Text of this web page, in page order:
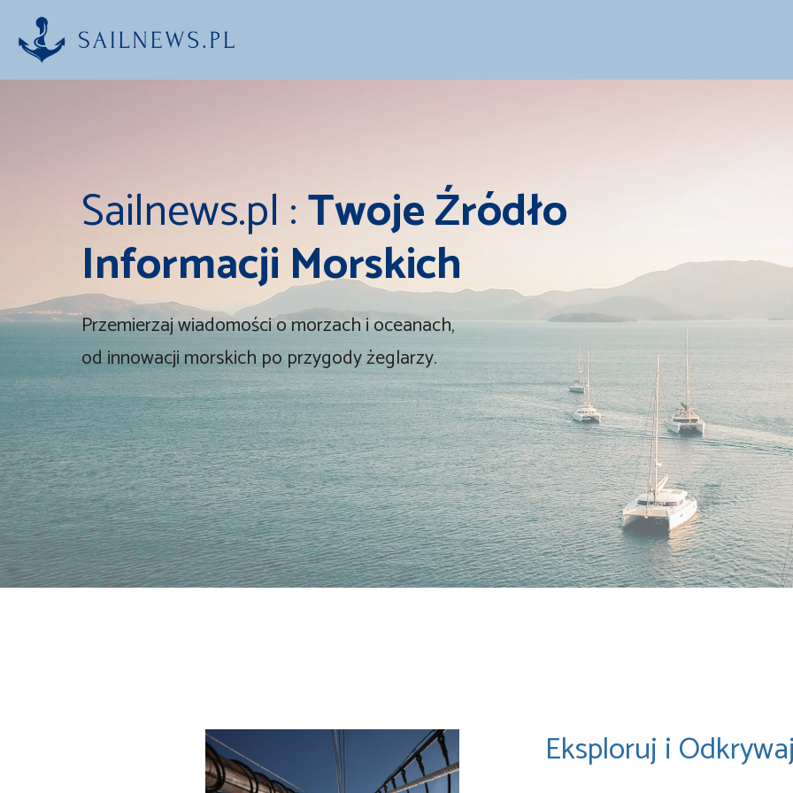
Przejdź
Sailnews.pl :Twoje Źródło
Informacji Morskich
Przemierzaj wiadomości o morzach i oceanach,
od innowacji morskich po przygody żeglarzy.
Eksploruj i